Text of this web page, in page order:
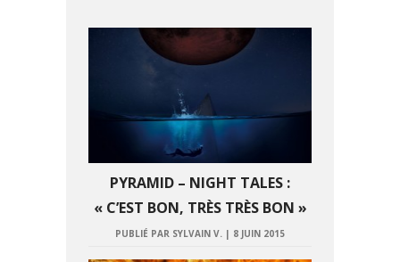
PYRAMID – NIGHT TALES :
« C’EST BON, TRÈS TRÈS BON »
PUBLIÉ PAR SYLVAIN V. | 8 JUIN 2015